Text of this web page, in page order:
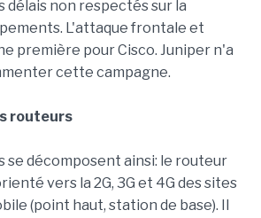
délais non respectés sur la
L'attaque frontale et
première pour Cisco. Juniper n'a
cette campagne.
routeurs
se décomposent ainsi: le routeur
vers la 2G, 3G et 4G des sites
(point haut, station de base). Il